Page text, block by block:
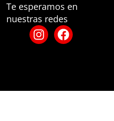
Te esperamos en
nuestras redes